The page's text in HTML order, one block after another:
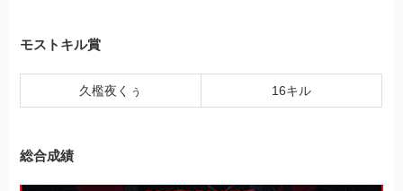
モストキル賞
久檻夜くぅ 16キル
総合成績